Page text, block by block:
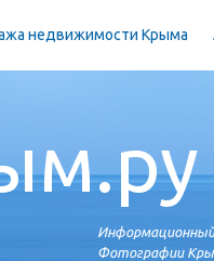
недвижимости Крыма
Фотографии